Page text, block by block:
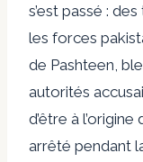
s’est passé :
les forces
de Pashteen,
autorités
d’être à
arrêté pendant